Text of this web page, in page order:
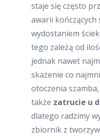
staje się często
awarii kończących
wydostaniem
tego zależą od
jednak nawet
skażenie co
otoczenia
także zatrucie u
dlatego radzimy
zbiornik z